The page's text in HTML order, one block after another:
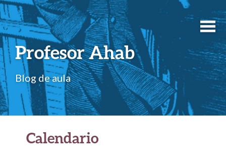
Profesor Ahab
Blog de aula
Calendario